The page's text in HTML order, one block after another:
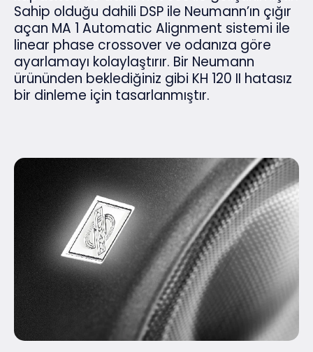
Sahip olduğu dahili DSP ile Neumann’ın çığır
açan MA 1 Automatic Alignment sistemi ile
linear phase crossover ve odanıza göre
ayarlamayı kolaylaştırır. Bir Neumann
ürününden beklediğiniz gibi KH 120 II hatasız
bir dinleme için tasarlanmıştır.